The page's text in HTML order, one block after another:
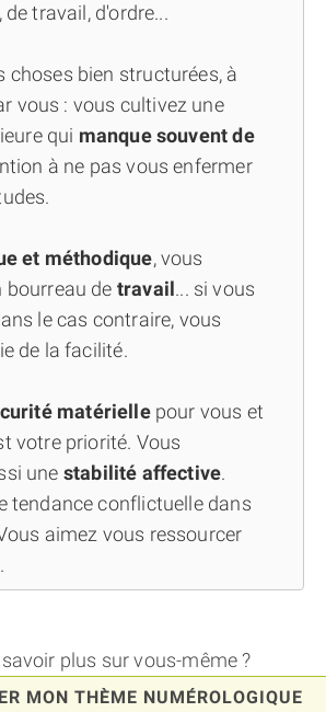
travail, d'ordre...
choses bien structurées, à
vous : vous cultivez une
qui manque souvent de
à ne pas vous enfermer
et méthodique, vous
bourreau de travail... si vous
le cas contraire, vous
de la facilité.
matérielle pour vous et
votre priorité. Vous
une stabilité affective.
tendance conflictuelle dans
aimez vous ressourcer
savoir plus sur vous-même ?
MON THÈME NUMÉROLOGIQUE